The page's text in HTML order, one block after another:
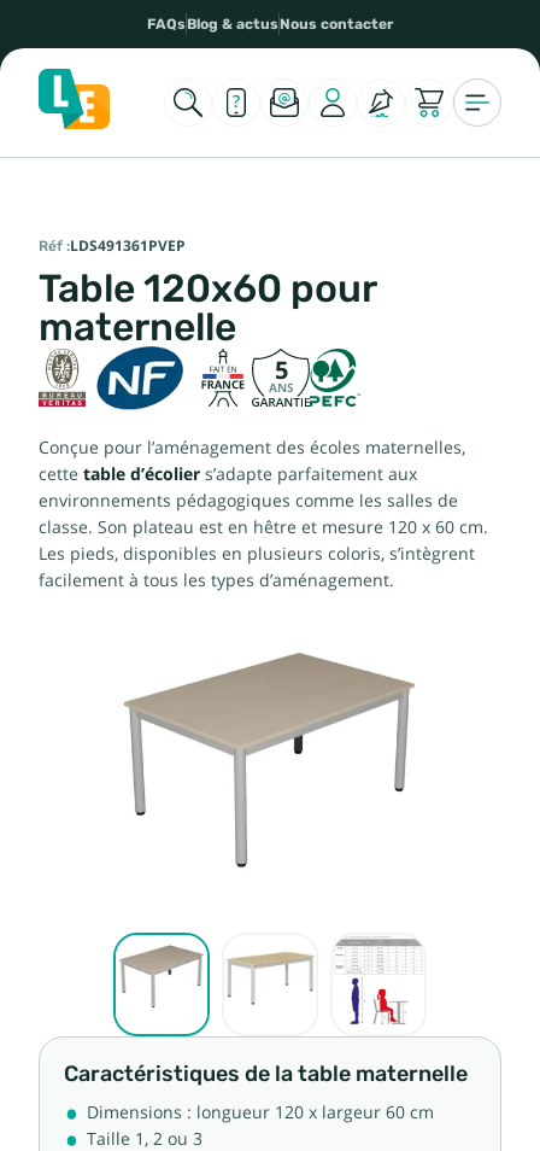
FAQsBlog & actusNous contacter
Réf :LDS491361PVEP
Table 120x60 pour
maternelle
5
ANS
Conçue pour l’aménagement des écoles maternelles,
cette table d’écolier s’adapte parfaitement aux
environnements pédagogiques comme les salles de
classe. Son plateau est en hêtre et mesure 120 x 60 cm.
Les pieds, disponibles en plusieurs coloris, s’intègrent
facilement à tous les types d’aménagement.
Caractéristiques de la table maternelle
Dimensions : longueur 120 x largeur 60 cm
Taille 1, 2 ou 3